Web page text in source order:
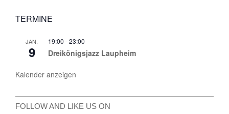
TERMINE
JAN.
9
19:00 -23:00
Dreikönigsjazz Laupheim
Kalender anzeigen
FOLLOW AND LIKE US ON